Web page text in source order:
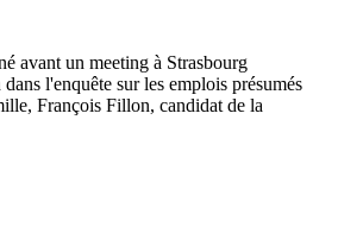
l'enquête sur les emplois présumés
François Fillon, candidat de la